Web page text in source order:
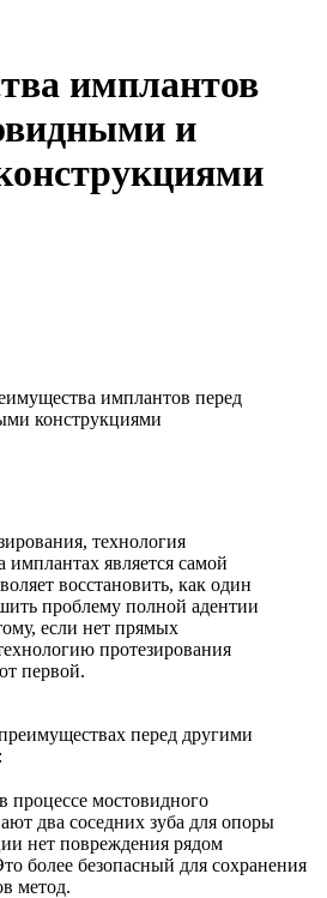
имплантов
и
имплантов перед
конструкциями
технология
имплантах является самой
восстановить, как один
проблему полной адентии
если нет прямых
протезирования
первой.
перед другими
процессе мостовидного
два соседних зуба для опоры
нет повреждения рядом
более безопасный для сохранения
метод.